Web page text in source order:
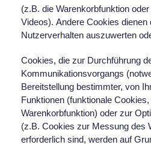
(z.B. die Warenkorbfunktion
Videos). Andere Cookies dienen
Nutzerverhalten auszuwerten
Cookies, die zur Durchführung
Kommunikationsvorgangs
Bereitstellung bestimmter, von
Funktionen (funktionale
Warenkorbfunktion) oder zur
(z.B. Cookies zur Messung des
erforderlich sind, werden auf